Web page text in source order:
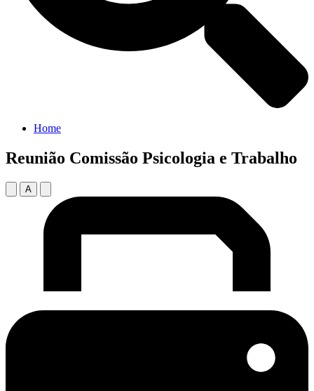
Home
Reunião Comissão Psicologia e Trabalho
A